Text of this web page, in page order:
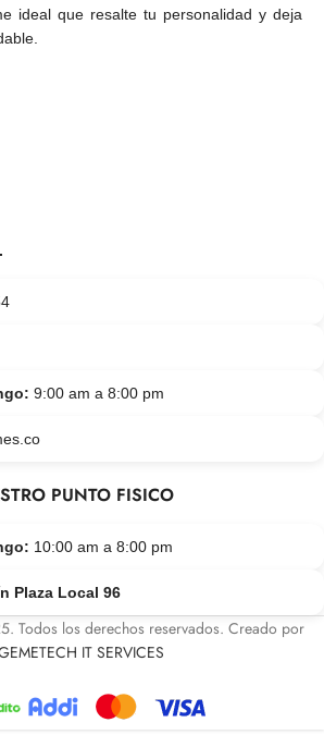
ideal que resalte tu personalidad y deja
9:00 am a 8:00 pm
PUNTO FISICO
10:00 am a 8:00 pm
Plaza Local 96
Todos los derechos reservados. Creado por
IT SERVICES